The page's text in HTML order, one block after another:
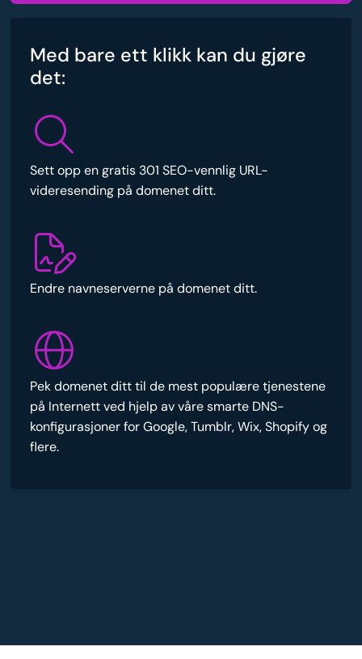
Med bare ett klikk kan du gjøre
det:
Sett opp en gratis 301 SEO-vennlig URL-
videresending på domenet ditt.
Endre navneserverne på domenet ditt.
Pek domenet ditt til de mest populære tjenestene
på Internett ved hjelp av våre smarte DNS-
konfigurasjoner for Google, Tumblr, Wix, Shopify og
flere.